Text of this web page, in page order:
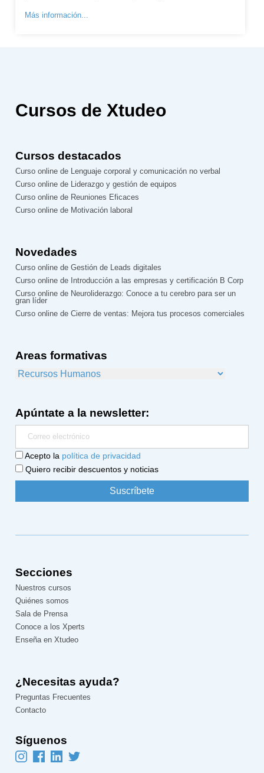
Más información...
Cursos de Xtudeo
Cursos destacados
Curso online de Lenguaje corporal y comunicación no verbal
Curso online de Liderazgo y gestión de equipos
Curso online de Reuniones Eficaces
Curso online de Motivación laboral
Novedades
Curso online de Gestión de Leads digitales
Curso online de Introducción a las empresas y certificación B Corp
Curso online de Neuroliderazgo: Conoce a tu cerebro para ser un
gran líder
Curso online de Cierre de ventas: Mejora tus procesos comerciales
Areas formativas
Apúntate a la newsletter:
Acepto la política de privacidad
Quiero recibir descuentos y noticias
Secciones
Nuestros cursos
Quiénes somos
Sala de Prensa
Conoce a los Xperts
Enseña en Xtudeo
¿Necesitas ayuda?
Preguntas Frecuentes
Contacto
Síguenos